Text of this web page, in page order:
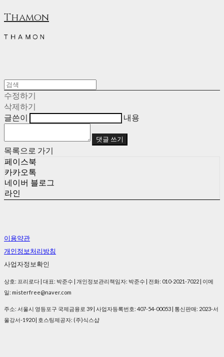
Thamon
수정하기
삭제하기
글쓴이
내용
댓글 쓰기
목록으로 가기
페이스북
카카오톡
네이버 블로그
라인
이용약관
개인정보처리방침
사업자정보확인
상호: 프리로다 | 대표: 박준수 | 개인정보관리책임자: 박준수 | 전화: 010-2021-7022 | 이메
일: misterfree@naver.com
주소: 서울시 영등포구 국제금융로 39 | 사업자등록번호: 407-54-00053 | 통신판매: 2023-서
울강서-1920| 호스팅제공자: (주)식스샵